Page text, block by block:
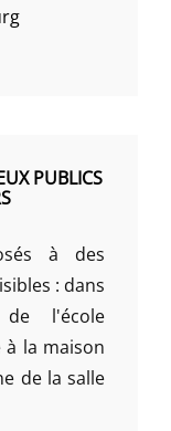
PUBLICS
à des
: dans
l'école
à la maison
de la salle